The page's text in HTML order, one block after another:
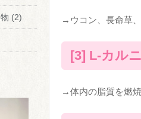
→ウコン、長命草
[3] L-カル
→体内の脂質を燃
(2)